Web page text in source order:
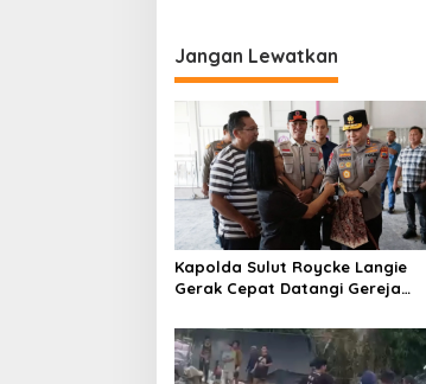
Jangan Lewatkan
Kapolda Sulut Roycke Langie
Gerak Cepat Datangi Gereja
Bantuan untuk Percepatan
Pemulihan